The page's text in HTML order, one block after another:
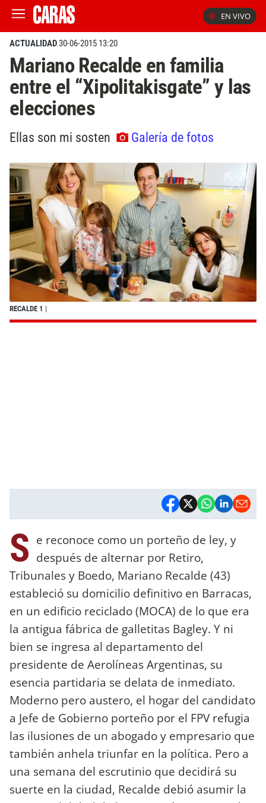
EN VIVO
ACTUALIDAD30-06-2015 13:20
Mariano Recalde en familia
entre el “Xipolitakisgate” y las
elecciones
Ellas son mi sosten Galería de fotos
RECALDE 1 |
S e reconoce como un porteño de ley, y
después de alternar por Retiro,
Tribunales y Boedo, Mariano Recalde (43)
estableció su domicilio definitivo en Barracas,
en un edificio reciclado (MOCA) de lo que era
la antigua fábrica de galletitas Bagley. Y ni
bien se ingresa al departamento del
presidente de Aerolíneas Argentinas, su
esencia partidaria se delata de inmediato.
Moderno pero austero, el hogar del candidato
a Jefe de Gobierno porteño por el FPV refugia
las ilusiones de un abogado y empresario que
también anhela triunfar en la política. Pero a
una semana del escrutinio que decidirá su
suerte en la ciudad, Recalde debió asumir la